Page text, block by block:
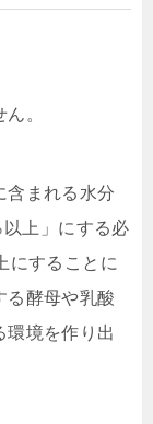
。
含まれる水分
上」にする必
にすることに
る酵母や乳酸
環境を作り出